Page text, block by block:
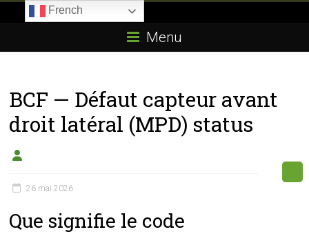
E85.com
passion
du
boîtier
éthanol
Menu
BCF — Défaut capteur avant
droit latéral (MPD) status
26 mai 2026
Que signifie le code
French